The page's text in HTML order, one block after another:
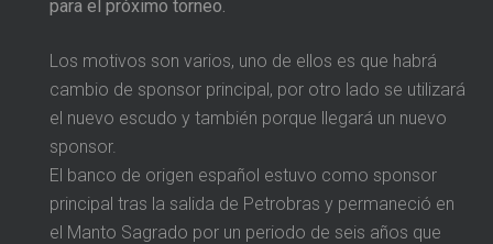
para el próximo torneo.
Los motivos son varios, uno de ellos es que habrá
cambio de sponsor principal, por otro lado se utilizará
el nuevo escudo y también porque llegará un nuevo
sponsor.
El banco de origen español estuvo como sponsor
principal tras la salida de Petrobras y permaneció en
el Manto Sagrado por un periodo de seis años que